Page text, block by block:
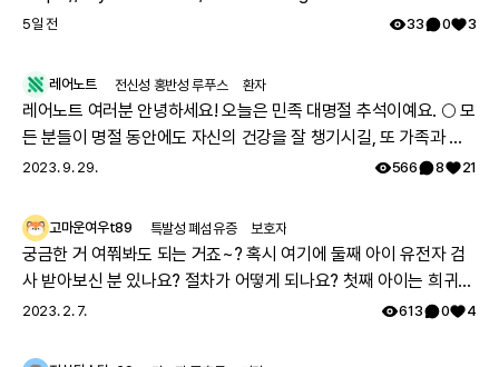
5일 전 33 0 3
레어노트 전신성 홍반성 루푸스 환자
레어노트 여러분 안녕하세요! 오늘은 민족 대명절 추석이예요. 🌕 모
든 분들이 명절 동안에도 자신의 건강을 잘 챙기시길, 또 가족과 함
께 따뜻하고 행복한 시간 보내시길 레어노트팀이 기원하겠습니다!
2023. 9. 29. 566 8 21
고마운여우t89 특발성 폐섬유증 보호자
궁금한 거 여쭤봐도 되는 거죠~? 혹시 여기에 둘째 아이 유전자 검
사 받아보신 분 있나요? 절차가 어떻게 되나요? 첫째 아이는 희귀질
환 진단받았고, 당시에 애기 아빠랑 저랑 유전자 검사했는데 돌연변
걱정스러워서리.. 다들 몇주차에 무슨 검사하셨나요? 도움 좀 주심
2023. 2. 7. 613 0 4